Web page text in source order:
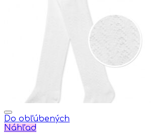
Do obľúbených
Náhľad